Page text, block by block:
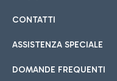
CONTATTI
ASSISTENZA SPECIALE
DOMANDE FREQUENTI